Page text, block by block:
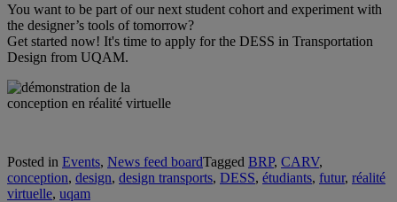
You want to be part of our next student cohort and experiment with
the designer’s tools of tomorrow?
Get started now! It's time to apply for the DESS in Transportation
Design from UQAM.
Posted in Events, News feed boardTagged BRP, CARV,
conception, design, design transports, DESS, étudiants, futur, réalité
virtuelle, uqam